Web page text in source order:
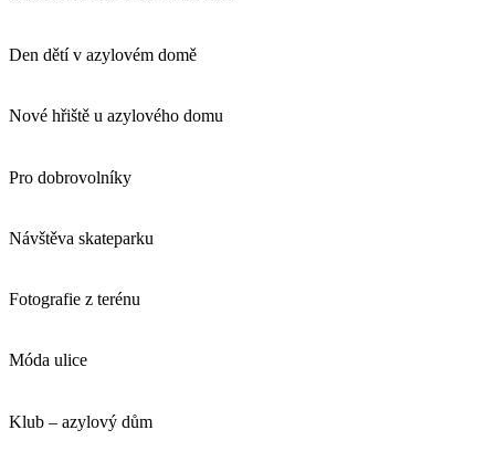
Den dětí v azylovém domě
Nové hřiště u azylového domu
Pro dobrovolníky
Návštěva skateparku
Fotografie z terénu
Móda ulice
Klub – azylový dům